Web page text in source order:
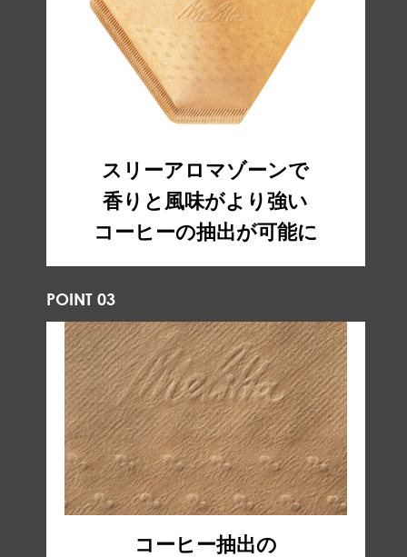
スリーアロマゾーンで
香りと風味がより強い
コーヒーの抽出が可能に
POINT 03
コーヒー抽出の